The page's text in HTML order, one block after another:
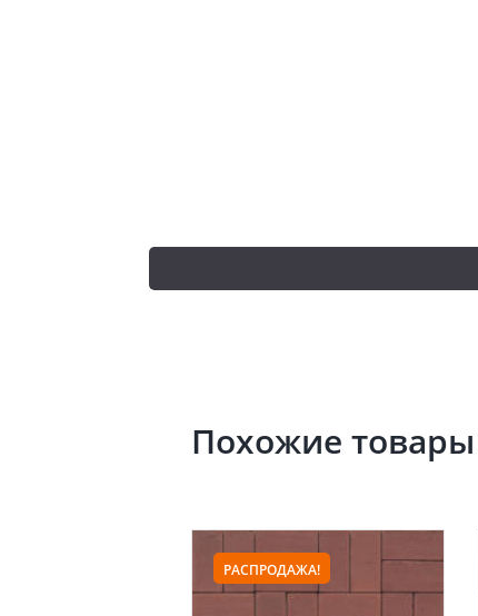
Похожие товары
РАСПРОДАЖА!